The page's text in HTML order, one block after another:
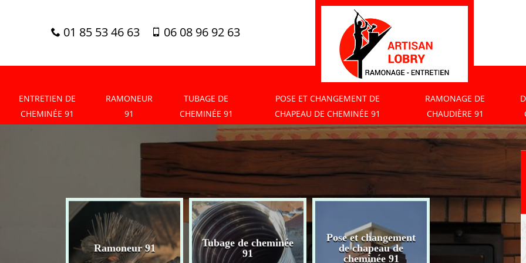
01 85 53 46 63 06 08 96 92 63
ENTRETIEN DE
CHEMINÉE 91
RAMONEUR
91
TUBAGE DE
CHEMINÉE 91
POSE ET CHANGEMENT DE
CHAPEAU DE CHEMINÉE 91
RAMONAGE DE
CHAUDIÈRE 91
Ramoneur 91
Tubage de cheminée
91
Pose et changement
de chapeau de
cheminée 91
Ramonage de
chaudière 91